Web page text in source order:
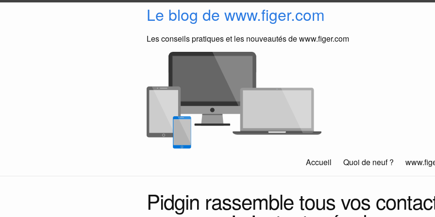
Le blog de www.figer.com
Les conseils pratiques et les nouveautés de www.figer.com
Accueil Quoi de neuf ?
Pidgin rassemble tous vos